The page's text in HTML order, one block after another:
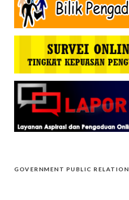
GOVERNMENT PUBLIC RELATION